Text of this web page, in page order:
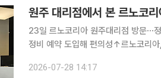
23일 르노코리아 원주대리점 방문⋯정
정비 예약 도입해 편의성↑르노코리아, ‘2S 거점’ 확대
원주시 르노코리아 원주대리점. 원기
2026-07-28 14:17